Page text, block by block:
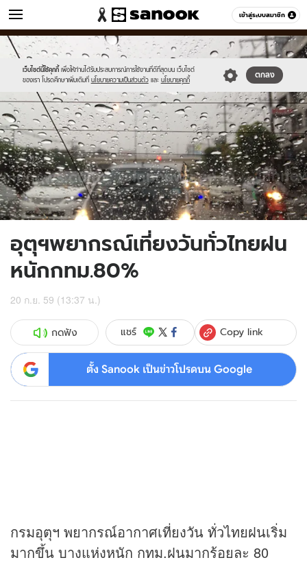
เข้าสู่ระบบสมาชิก
ข่าว หมวดอื่นๆ
เว็บไซต์นี้ใช้คุกกี้ เพื่อให้ท่านได้รับประสบการณ์การใช้งานที่ดีที่สุดบน เว็บไซต์
ของเรา โปรดศึกษาเพิ่มเติมที่ นโยบายความเป็นส่วนตัว และ นโยบายคุกกี้
ตกลง
Sanook
//s.isanook.com/sr/0/images/logo-
new-
sanook.png
600
60
//s.isanook.com/ns/0/ud/413/2069886/730445-
01.jpg
อุตุฯพยากรณ์เที่ยงวันทั่วไทยฝน
หนักกทม.80%
20 ก.ย. 59 (13:37 น.)
กดฟัง แชร์ Copy link
ตั้ง Sanook เป็นข่าวโปรดบน Google
กรมอุตุฯ พยากรณ์อากาศเที่ยงวัน ทั่วไทยฝนเริ่ม
มากขึ้น บางแห่งหนัก กทม.ฝนมากร้อยละ 80